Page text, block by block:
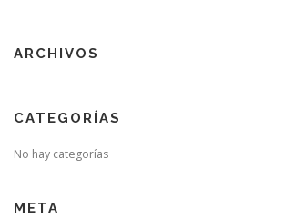
ARCHIVOS
CATEGORÍAS
No hay categorías
META